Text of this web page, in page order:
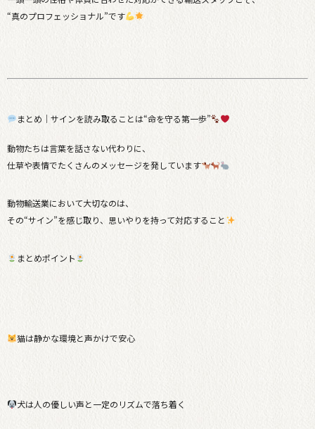
“真のプロフェッショナル”です
まとめ｜サインを読み取ることは“命を守る第一歩”
動物たちは言葉を話さない代わりに、
仕草や表情でたくさんのメッセージを発しています
動物輸送業において大切なのは、
その“サイン”を感じ取り、思いやりを持って対応すること
まとめポイント
猫は静かな環境と声かけで安心
犬は人の優しい声と一定のリズムで落ち着く